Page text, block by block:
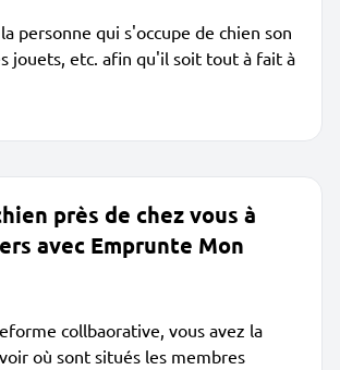
personne qui s'occupe de chien son
jouets, etc. afin qu'il soit tout à fait à
près de chez vous à
avec Emprunte Mon
collbaorative, vous avez la
où sont situés les membres